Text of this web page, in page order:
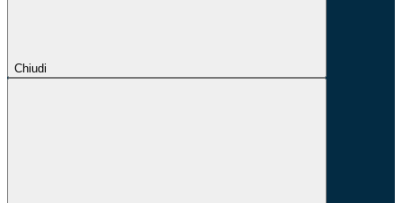
Chiudi